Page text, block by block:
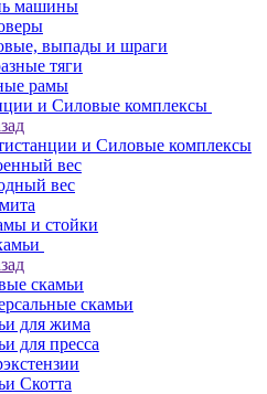
машины
выпады и шраги
тяги
рамы
и Силовые комплексы
и Силовые комплексы
вес
вес
и стойки
скамьи
скамьи
для жима
для пресса
Скотта